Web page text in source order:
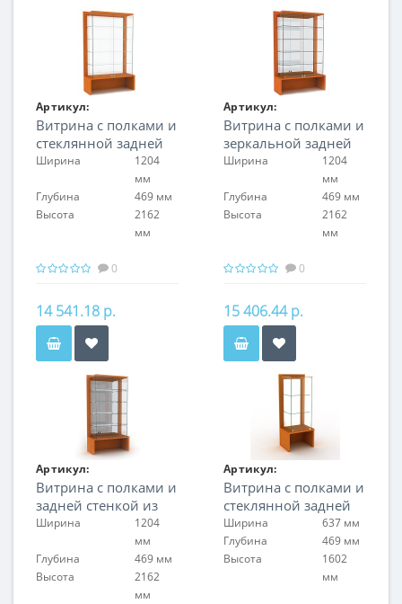
Артикул:
FIN.V.120.H.GL.00
Витрина с полками и
стеклянной задней
стенкой
Ширина
1204
мм
Глубина
469 мм
Высота
2162
мм
0
14 541.18 р.
Артикул:
FIN.V.120.H.MR.00
Витрина с полками и
зеркальной задней
стенкой
Ширина
1204
мм
Глубина
469 мм
Высота
2162
мм
0
15 406.44 р.
Артикул:
FIN.V.120.H.MGL.00
Витрина с полками и
задней стенкой из
матового оргстекла
Ширина
1204
мм
Глубина
469 мм
Высота
2162
мм
Артикул:
FIN.V.60.S.GL.00
Витрина с полками и
стеклянной задней
стенкой
Ширина
637 мм
Глубина
469 мм
Высота
1602
мм